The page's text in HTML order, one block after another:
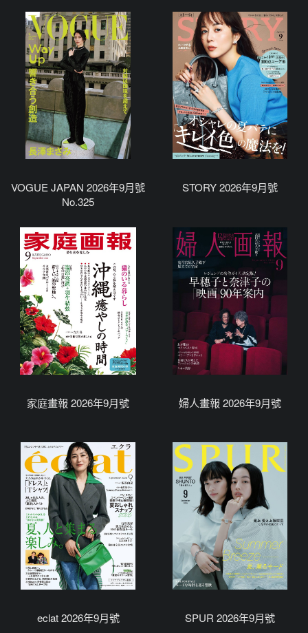
VOGUE JAPAN 2026年9月號
No.325
STORY 2026年9月號
家庭畫報 2026年9月號 婦人畫報 2026年9月號
eclat 2026年9月號 SPUR 2026年9月號